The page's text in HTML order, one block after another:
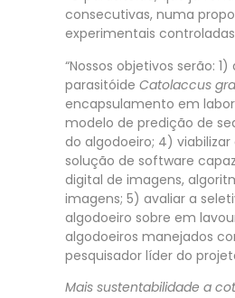
consecutivas, numa
experimentais
“Nossos objetivos serão:
parasitóide Catolaccus
encapsulamento em
modelo de predição de
do algodoeiro; 4)
solução de software
digital de imagens,
imagens; 5) avaliar a
algodoeiro sobre em
algodoeiros manejados
pesquisador líder do
Mais sustentabilidade a